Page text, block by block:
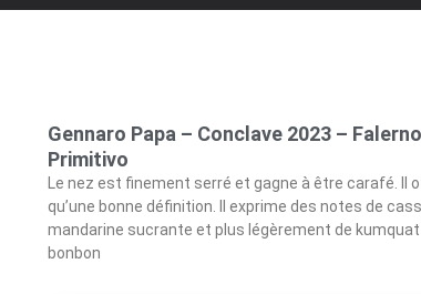
Gennaro Papa – Conclave 2023 –
Primitivo
Le nez est finement serré et gagne à être carafé. Il
qu’une bonne définition. Il exprime des notes de
mandarine sucrante et plus légèrement de
bonbon